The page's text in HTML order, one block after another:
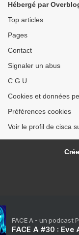
Hébergé par
Top articles
Pages
Contact
Signaler un abus
C.G.U.
Cookies et données
Préférences cookies
Voir le profil de cisca
FACE A - un podcast
FACE A #30 :